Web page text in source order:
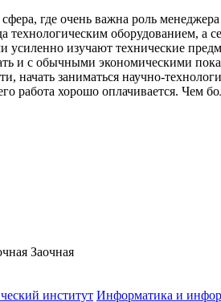
где очень важна роль
технологическим оборудованием,
усиленно изучают технические
и с обычными экономическими
начать заниматься научно-
работа хорошо оплачивается.
Заочная
институт Информатика и